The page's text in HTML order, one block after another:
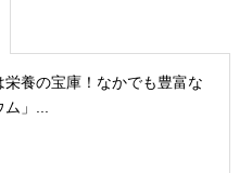
栄養の宝庫！なかでも豊富な
」...